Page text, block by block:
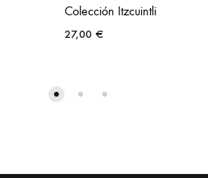
Colección Itzcuintli
27,00 €